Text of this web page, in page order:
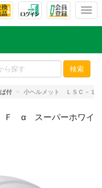
T
l
e
n
g
検索
付 小ヘルメット ＬＳＣ－
Ｆ α スーパーホワイ